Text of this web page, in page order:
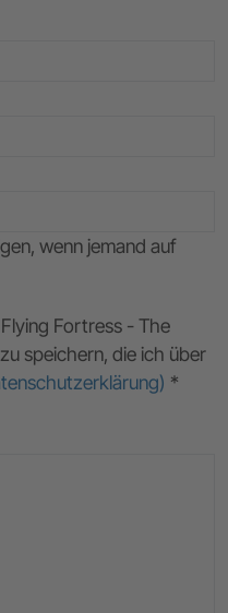
wenn jemand auf
Fortress - The
speichern, die ich über
*